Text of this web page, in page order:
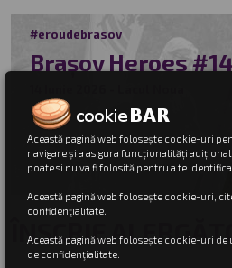
#eroudebrasov
Brașov Heroes #14
ÎNSCRIE
Această pagină web folosește cookie-uri
navigare și a asigura funcționalități
poate si nu va fi folosită pentru a te
Această pagină web folosește cookie-uri,
confidenţialitate.
Această pagină web folosește cookie-uri
de confidenţialitate.